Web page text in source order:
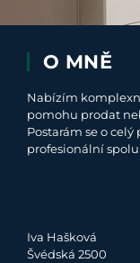
O MNĚ
Nabízím
pomohu prodat
Postarám se o
profesionální
Iva Hašková
Švédská 2500